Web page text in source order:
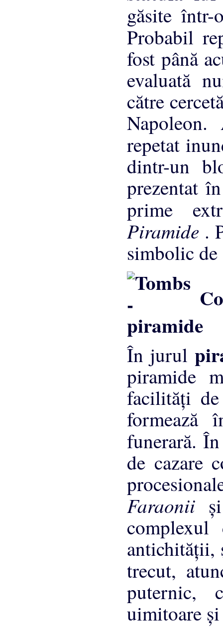
găsite
Probabil
fost până
evaluată
către
repetat
dintr-un
prezentat
prime
Piramide .
simbolic
În jurul
piramide
facilităţi
formează
funerară.
de cazare
Faraonii
antichităţii,
trecut,
puternic,
uimitoare